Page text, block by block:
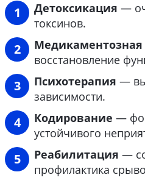
Детоксикация —
токсинов.
восстановление
Психотерапия —
зависимости.
Кодирование —
устойчивого
Реабилитация —
профилактика